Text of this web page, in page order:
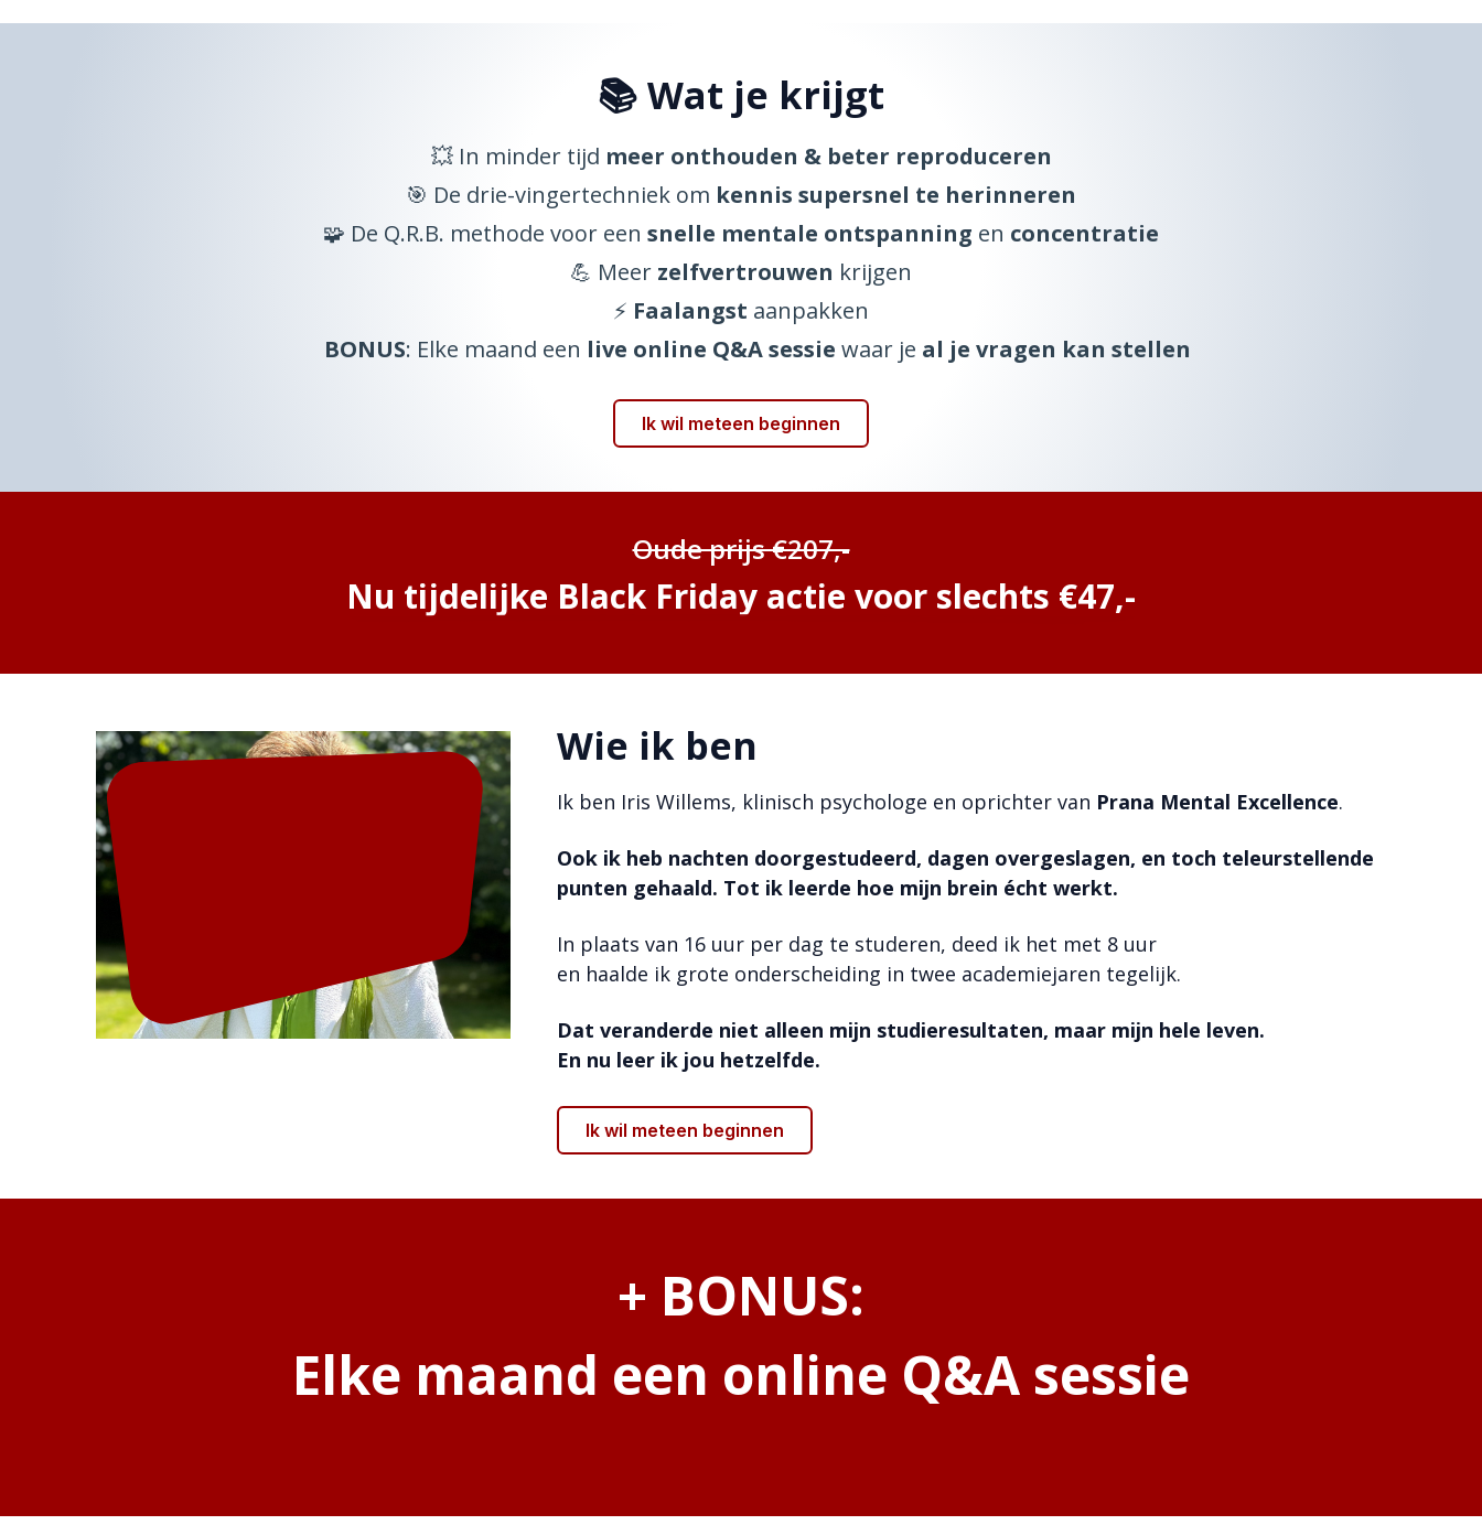
📚 Wat je krijgt
💥 In minder tijd meer onthouden & beter reproduceren
🎯 De drie-vingertechniek om kennis supersnel te herinneren
🧩 De Q.R.B. methode voor een snelle mentale ontspanning en concentratie
💪 Meer zelfvertrouwen krijgen
⚡ Faalangst aanpakken
BONUS: Elke maand een live online Q&A sessie waar je al je vragen kan stellen
Ik wil meteen beginnen
Oude prijs €207,-
Nu tijdelijke Black Friday actie voor slechts €47,-
Wie ik ben
Ik ben Iris Willems, klinisch psychologe en oprichter van Prana Mental Excellence.
Ook ik heb nachten doorgestudeerd, dagen overgeslagen, en toch teleurstellende
punten gehaald. Tot ik leerde hoe mijn brein écht werkt.
In plaats van 16 uur per dag te studeren, deed ik het met 8 uur
en haalde ik grote onderscheiding in twee academiejaren tegelijk.
Dat veranderde niet alleen mijn studieresultaten, maar mijn hele leven.
En nu leer ik jou hetzelfde.
Ik wil meteen beginnen
+ BONUS:
Elke maand een online Q&A sessie